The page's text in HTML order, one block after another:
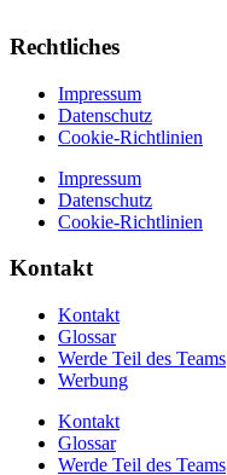
Rechtliches
Impressum
Datenschutz
Cookie-Richtlinien
Impressum
Datenschutz
Cookie-Richtlinien
Kontakt
Kontakt
Glossar
Werde Teil des Teams
Werbung
Kontakt
Glossar
Werde Teil des Teams